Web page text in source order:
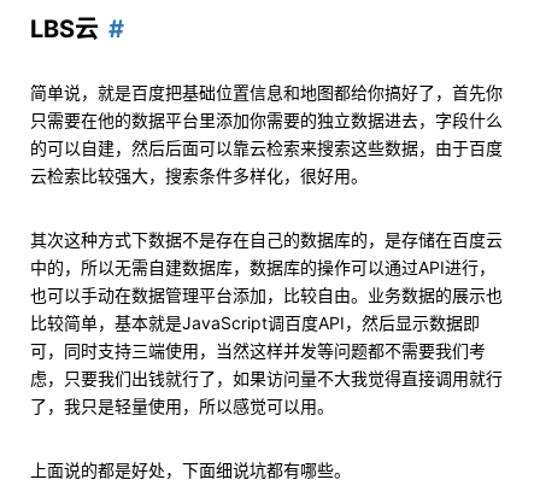
LBS云
简单说，就是百度把基础位置信息和地图都给你搞好了，首先你
只需要在他的数据平台里添加你需要的独立数据进去，字段什么
的可以自建，然后后面可以靠云检索来搜索这些数据，由于百度
云检索比较强大，搜索条件多样化，很好用。
其次这种方式下数据不是存在自己的数据库的，是存储在百度云
中的，所以无需自建数据库，数据库的操作可以通过API进行，
也可以手动在数据管理平台添加，比较自由。业务数据的展示也
比较简单，基本就是JavaScript调百度API，然后显示数据即
可，同时支持三端使用，当然这样并发等问题都不需要我们考
虑，只要我们出钱就行了，如果访问量不大我觉得直接调用就行
了，我只是轻量使用，所以感觉可以用。
上面说的都是好处，下面细说坑都有哪些。